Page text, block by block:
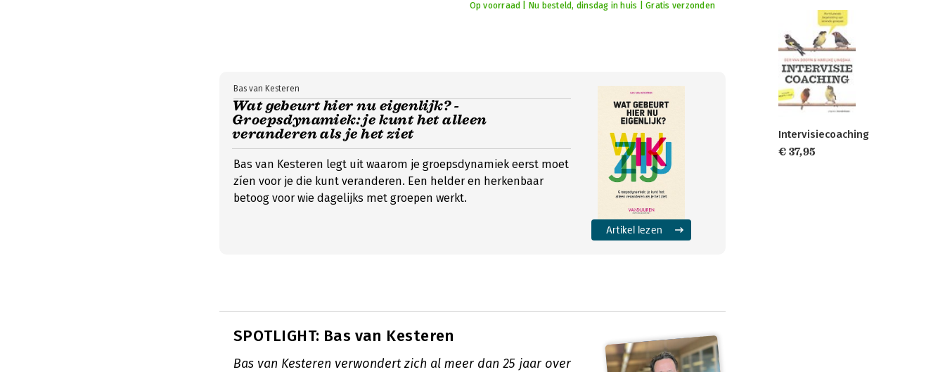
Op voorraad | Nu besteld, dinsdag in huis | Gratis verzonden
Wat gebeurt hier nu eigenlijk? -
Groepsdynamiek: je kunt het alleen
veranderen als je het ziet
Bas van Kesteren
Bas van Kesteren legt uit waarom je groepsdynamiek eerst moet
zíen voor je die kunt veranderen. Een helder en herkenbaar
betoog voor wie dagelijks met groepen werkt.
Artikel lezen
SPOTLIGHT: Bas van Kesteren
Bas van Kesteren verwondert zich al meer dan 25 jaar over
Intervisiecoaching
€ 37,95